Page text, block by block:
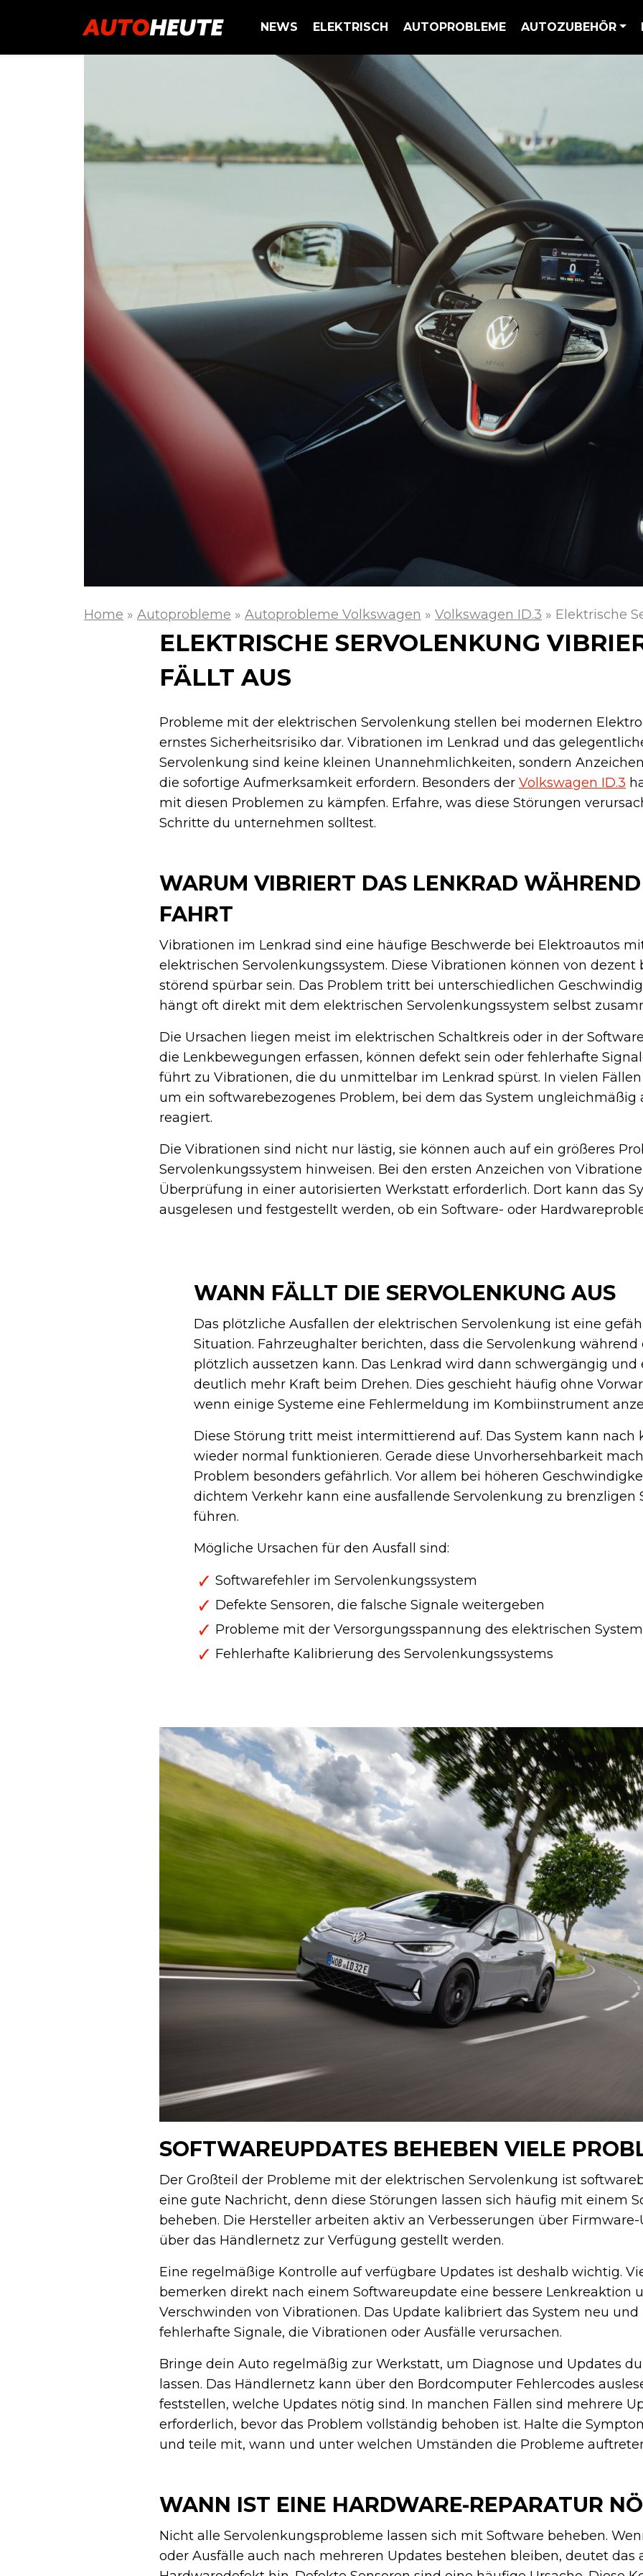
NEWS ELEKTRISCH AUTOPROBLEME AUTOZUBEHÖR
Home » Autoprobleme » Autoprobleme Volkswagen » Volkswagen ID.3 » Elektrische
ELEKTRISCHE SERVOLENKUNG
FÄLLT AUS
Probleme mit der elektrischen Servolenkung stellen bei modernen
ernstes Sicherheitsrisiko dar. Vibrationen im Lenkrad und das
Servolenkung sind keine kleinen Unannehmlichkeiten, sondern
die sofortige Aufmerksamkeit erfordern. Besonders der Volkswagen ID.3
mit diesen Problemen zu kämpfen. Erfahre, was diese Störungen
Schritte du unternehmen solltest.
WARUM VIBRIERT DAS LENKRAD
FAHRT
Vibrationen im Lenkrad sind eine häufige Beschwerde bei Elektroautos
elektrischen Servolenkungssystem. Diese Vibrationen können von dezent
störend spürbar sein. Das Problem tritt bei unterschiedlichen
hängt oft direkt mit dem elektrischen Servolenkungssystem selbst
Die Ursachen liegen meist im elektrischen Schaltkreis oder in der
die Lenkbewegungen erfassen, können defekt sein oder fehlerhafte
führt zu Vibrationen, die du unmittelbar im Lenkrad spürst. In vielen
um ein softwarebezogenes Problem, bei dem das System ungleichmäßig
reagiert.
Die Vibrationen sind nicht nur lästig, sie können auch auf ein größeres
Servolenkungssystem hinweisen. Bei den ersten Anzeichen von
Überprüfung in einer autorisierten Werkstatt erforderlich. Dort kann das
ausgelesen und festgestellt werden, ob ein Software- oder
WANN FÄLLT DIE SERVOLENKUNG AUS
Das plötzliche Ausfallen der elektrischen Servolenkung ist eine
Situation. Fahrzeughalter berichten, dass die Servolenkung während
plötzlich aussetzen kann. Das Lenkrad wird dann schwergängig und
deutlich mehr Kraft beim Drehen. Dies geschieht häufig ohne
wenn einige Systeme eine Fehlermeldung im Kombiinstrument
Diese Störung tritt meist intermittierend auf. Das System kann nach
wieder normal funktionieren. Gerade diese Unvorhersehbarkeit
Problem besonders gefährlich. Vor allem bei höheren
dichtem Verkehr kann eine ausfallende Servolenkung zu brenzligen
führen.
Mögliche Ursachen für den Ausfall sind:
Softwarefehler im Servolenkungssystem
Defekte Sensoren, die falsche Signale weitergeben
Probleme mit der Versorgungsspannung des elektrischen
Fehlerhafte Kalibrierung des Servolenkungssystems
SOFTWAREUPDATES BEHEBEN VIELE
Der Großteil der Probleme mit der elektrischen Servolenkung ist
eine gute Nachricht, denn diese Störungen lassen sich häufig mit einem
beheben. Die Hersteller arbeiten aktiv an Verbesserungen über
über das Händlernetz zur Verfügung gestellt werden.
Eine regelmäßige Kontrolle auf verfügbare Updates ist deshalb wichtig.
bemerken direkt nach einem Softwareupdate eine bessere Lenkreaktion
Verschwinden von Vibrationen. Das Update kalibriert das System neu
fehlerhafte Signale, die Vibrationen oder Ausfälle verursachen.
Bringe dein Auto regelmäßig zur Werkstatt, um Diagnose und Updates
lassen. Das Händlernetz kann über den Bordcomputer Fehlercodes
feststellen, welche Updates nötig sind. In manchen Fällen sind mehrere
erforderlich, bevor das Problem vollständig behoben ist. Halte die
und teile mit, wann und unter welchen Umständen die Probleme
WANN IST EINE HARDWARE-REPARATUR
Nicht alle Servolenkungsprobleme lassen sich mit Software beheben.
oder Ausfälle auch nach mehreren Updates bestehen bleiben, deutet das